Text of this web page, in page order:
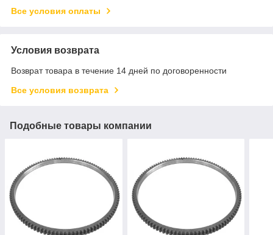
Все условия оплаты
Условия возврата
Возврат товара в течение 14 дней по договоренности
Все условия возврата
Подобные товары компании